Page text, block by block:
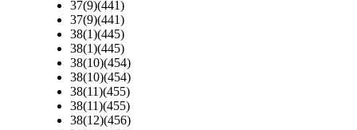
37(9)(441)
37(9)(441)
38(1)(445)
38(1)(445)
38(10)(454)
38(10)(454)
38(11)(455)
38(11)(455)
38(12)(456)